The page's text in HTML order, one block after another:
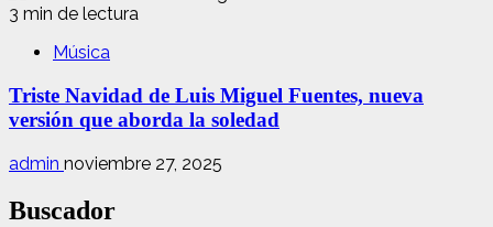
3 min de lectura
Música
Triste Navidad de Luis Miguel Fuentes, nueva
versión que aborda la soledad
admin noviembre 27, 2025
Buscador